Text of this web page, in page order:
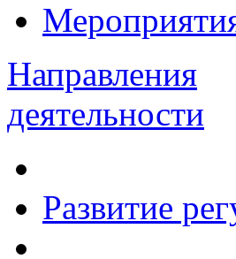
Направления
деятельности
Развитие